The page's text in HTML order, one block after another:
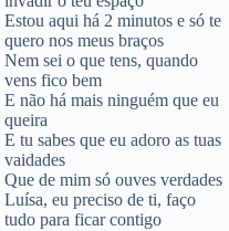
Estou aqui há 2 minutos e só te
quero nos meus braços
Nem sei o que tens, quando
vens fico bem
E não há mais ninguém que eu
queira
E tu sabes que eu adoro as tuas
vaidades
Que de mim só ouves verdades
Luísa, eu preciso de ti, faço
tudo para ficar contigo